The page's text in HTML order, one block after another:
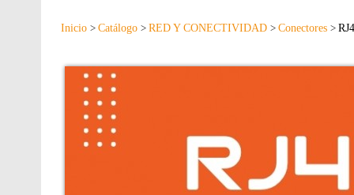
Inicio > Catálogo > RED Y CONECTIVIDAD > Conectores >